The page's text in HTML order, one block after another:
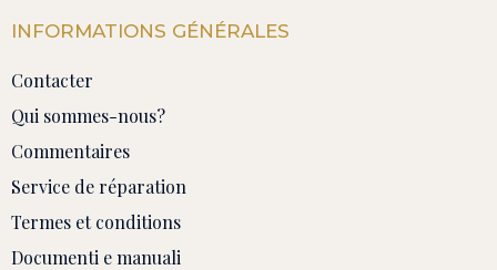
INFORMATIONS GÉNÉRALES
Contacter
Qui sommes-nous?
Commentaires
Service de réparation
Termes et conditions
Documenti e manuali